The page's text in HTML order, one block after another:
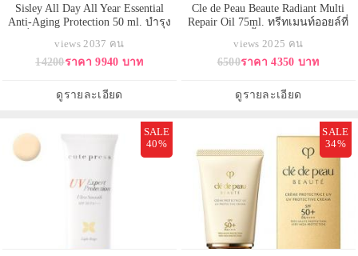
Sisley All Day All Year Essential
Anti-Aging Protection 50 ml. บำรุง
ทั้งวัน ตลอดทั้งปี เซรั่มสูตรเข้มข้น
จาก Sisley เหมาะสำหรับผิวที่
ด้วยส่วนผสมสูตรพิเศษจากธ
views 2037 คน
14200ราคา 9940 บาท
ดูรายละเอียด
Cle de Peau Beaute Radiant Multi
Repair Oil 75ml. ทรีทเมนท์ออยล์ที่
ด้วยคุณค่าจะช่วยปรับความเนียน
เรียบของผิวโดยทันทีและลดริ้วรอย
เต่งตึงและมีเนื้อสัมผัสที่เรียบเนียนยิ่ง
views 2025 คน
6500ราคา 4350 บาท
ดูรายละเอียด
SALE
40%
SALE
34%